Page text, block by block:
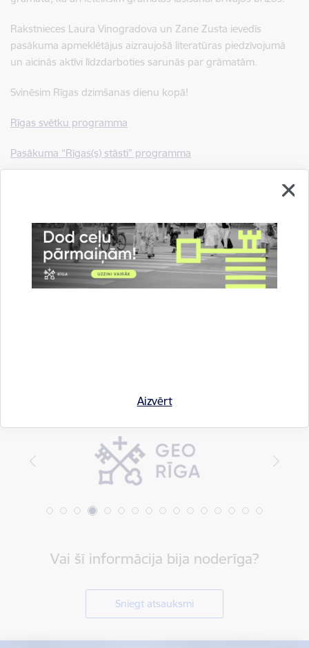
Aizvērt
Rakstnieces Laura Vinogradova un Zane Zusta ievedīs
pasākuma apmeklētājus aizraujošā literatūras piedzīvojumā
un aicinās aktīvi līdzdarboties sarunās par grāmatām.
Svinēsim Rīgas dzimšanas dienu kopā!
Rīgas svētku programma
Pasākuma “Rīgas(s) stāsti” programma
Notikumi: Pasākumi Ģimenēm un bērniem
Vai šī informācija bija noderīga?
Sniegt atsauksmi